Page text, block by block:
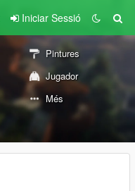
Iniciar Sessió
Pintures
Jugador
Més